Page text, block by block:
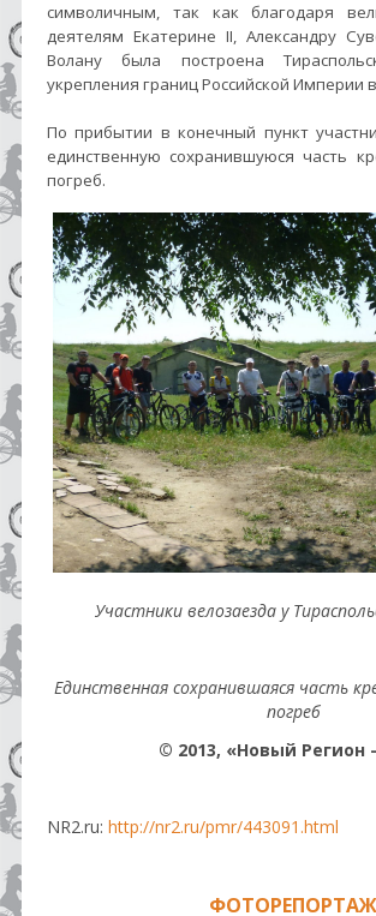
символичным, так как благодаря
деятелям Екатерине II, Александру
Волану была построена
укрепления границ Российской Империи
По прибытии в конечный пункт
единственную сохранившуюся часть
погреб.
Участники велозаезда у
Единственная сохранившаяся часть
погреб
© 2013, «Новый Регион
NR2.ru: http://nr2.ru/pmr/443091.html
ФОТОРЕПОРТАЖ